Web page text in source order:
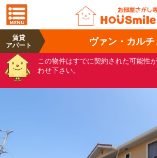
賃貸
アパート
ヴァン・カル
この物件はすでに契約された可能性
わせ下さい。